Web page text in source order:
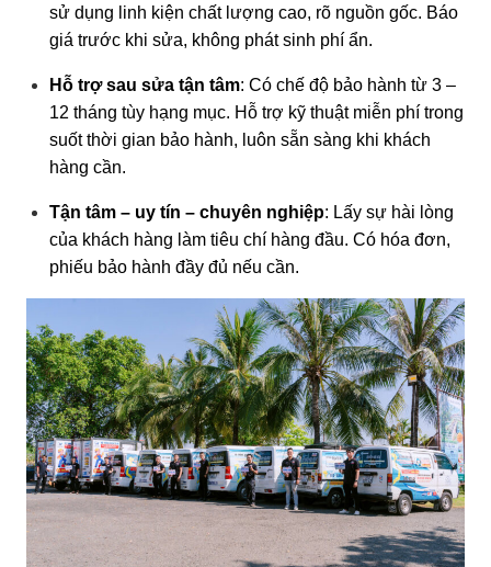
sử dụng linh kiện chất lượng cao, rõ nguồn gốc. Báo
giá trước khi sửa, không phát sinh phí ẩn.
Hỗ trợ sau sửa tận tâm: Có chế độ bảo hành từ 3 –
12 tháng tùy hạng mục. Hỗ trợ kỹ thuật miễn phí trong
suốt thời gian bảo hành, luôn sẵn sàng khi khách
hàng cần.
Tận tâm – uy tín – chuyên nghiệp: Lấy sự hài lòng
của khách hàng làm tiêu chí hàng đầu. Có hóa đơn,
phiếu bảo hành đầy đủ nếu cần.